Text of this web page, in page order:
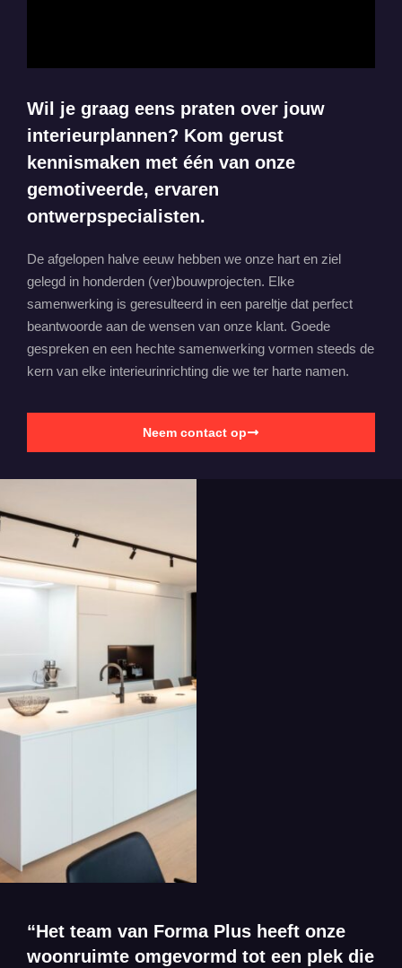
Wil je graag eens praten over jouw
interieurplannen? Kom gerust
kennismaken met één van onze
gemotiveerde, ervaren
ontwerpspecialisten.
De afgelopen halve eeuw hebben we onze hart en ziel
gelegd in honderden (ver)bouwprojecten. Elke
samenwerking is geresulteerd in een pareltje dat perfect
beantwoorde aan de wensen van onze klant. Goede
gespreken en een hechte samenwerking vormen steeds de
kern van elke interieurinrichting die we ter harte namen.
Neem contact op
“Het team van Forma Plus heeft onze
woonruimte omgevormd tot een plek die